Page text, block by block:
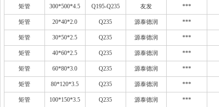
矩管 300*500*4.5 Q195-Q235 友发 ***
矩管 20*40*2.0 Q235 源泰德润 ***
矩管 30*50*2.5 Q235 源泰德润 ***
矩管 40*60*2.5 Q235 源泰德润 ***
矩管 60*80*3.0 Q235 源泰德润 ***
矩管 80*120*3.5 Q235 源泰德润 ***
矩管 100*150*3.5 Q235 源泰德润 ***